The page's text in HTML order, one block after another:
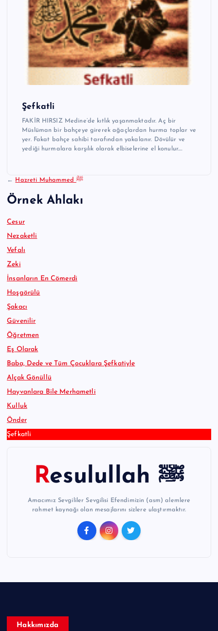
Şefkatli
FAKİR HIRSIZ Medine’de kıtlık yaşanmaktadır. Aç bir
Müslüman bir bahçeye girerek ağaçlardan hurma toplar ve
yer. Fakat bahçe sahibi tarafından yakalanır. Dövülür ve
yediği hurmalara karşılık olarak elbiselerine el konulur.…
← Hazreti Muhammed ﷺ
Örnek Ahlakı
Cesur
Nezaketli
Vefalı
Zeki
İnsanların En Cömerdi
Hoşgörülü
Şakacı
Güvenilir
Öğretmen
Eş Olarak
Baba, Dede ve Tüm Çocuklara Şefkatiyle
Alçak Gönüllü
Hayvanlara Bile Merhametli
Kulluk
Önder
Şefkatli
Resulullah ﷺ
Amacımız Sevgililer Sevgilisi Efendimizin (asm) alemlere
rahmet kaynağı olan mesajlarını sizlere ulaştırmaktır.
Hakkımızda